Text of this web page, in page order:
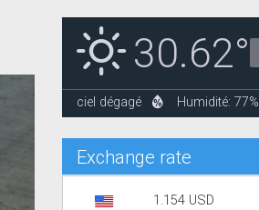
30.62°
ciel dégagé Humidité: 77%
Exchange rate
1.154 USD